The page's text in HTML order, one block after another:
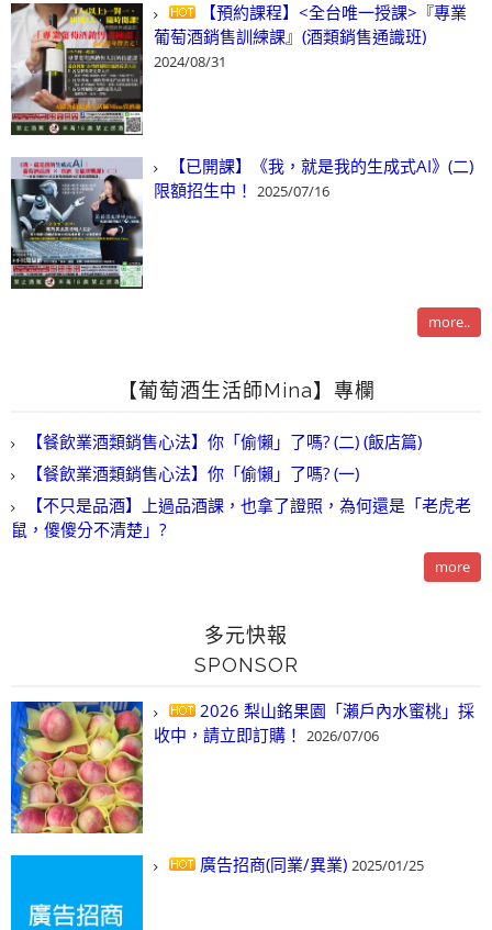
【預約課程】<全台唯一授課>『專業
葡萄酒銷售訓練課』(酒類銷售通識班)
2024/08/31
【已開課】《我，就是我的生成式AI》(二)
限額招生中！ 2025/07/16
more..
【葡萄酒生活師Mina】專欄
【餐飲業酒類銷售心法】你「偷懶」了嗎? (二) (飯店篇)
【餐飲業酒類銷售心法】你「偷懶」了嗎? (一)
【不只是品酒】上過品酒課，也拿了證照，為何還是「老虎老
鼠，傻傻分不清楚」?
more
多元快報
SPONSOR
2026 梨山銘果園「瀨戶內水蜜桃」採
收中，請立即訂購！ 2026/07/06
廣告招商(同業/異業) 2025/01/25